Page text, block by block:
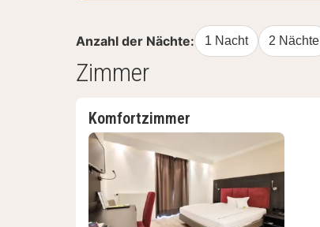
Anzahl der Nächte: 1 Nacht 2 Nächte
Zimmer
Komfortzimmer